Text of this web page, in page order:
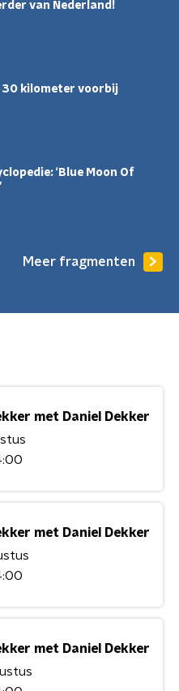
van Nederland!
30 kilometer voorbij
‘Blue Moon Of
Meer fragmenten
met Daniel Dekker
met Daniel Dekker
met Daniel Dekker